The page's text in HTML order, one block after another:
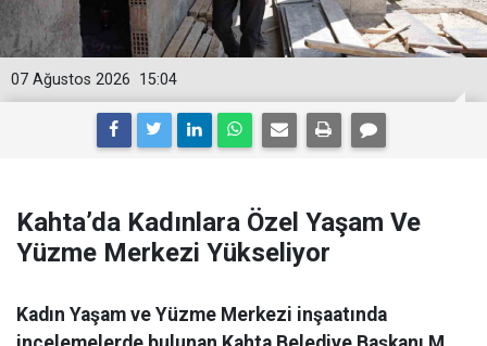
15:04
07 Ağustos 2026
Kahta’da Kadınlara Özel Yaşam Ve
Yüzme Merkezi Yükseliyor
Kadın Yaşam ve Yüzme Merkezi inşaatında